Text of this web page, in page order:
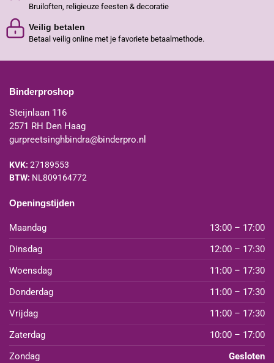
Bruiloften, religieuze feesten & decoratie
Veilig betalen
Betaal veilig online met je favoriete betaalmethode.
Binderproshop
Steijnlaan 116
2571 RH Den Haag
gurpreetsinghbindra@binderpro.nl
KVK: 27189553
BTW: NL809164772
Openingstijden
Maandag
13:00 – 17:00
Dinsdag
12:00 – 17:30
Woensdag
11:00 – 17:30
Donderdag
11:00 – 17:30
Vrijdag
11:00 – 17:30
Zaterdag
10:00 – 17:00
Zondag
Gesloten